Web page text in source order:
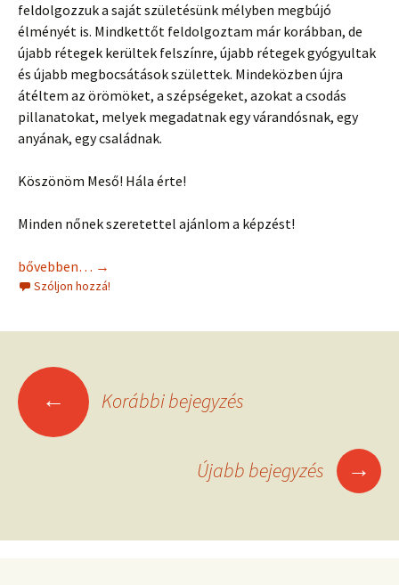
feldolgozzuk a saját születésünk mélyben megbújó
élményét is. Mindkettőt feldolgoztam már korábban, de
újabb rétegek kerültek felszínre, újabb rétegek gyógyultak
és újabb megbocsátások születtek. Mindeközben újra
átéltem az örömöket, a szépségeket, azokat a csodás
pillanatokat, melyek megadatnak egy várandósnak, egy
anyának, egy családnak.
Köszönöm Meső! Hála érte!
Minden nőnek szeretettel ajánlom a képzést!
Gyermekágyas segítők képzése Mesőnél
bővebben… →
Szóljon hozzá!
Bejegyzések
navigációja
← Korábbi bejegyzés
Újabb bejegyzés →